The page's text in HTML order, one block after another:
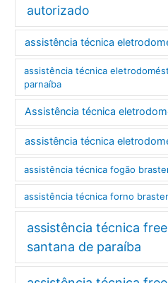
autorizado
assistência técnica
assistência técnica
parnaíba
Assistência técnica
assistência técnica
assistência técnica fogão
assistência técnica forno
assistência técnica
santana de paraíba